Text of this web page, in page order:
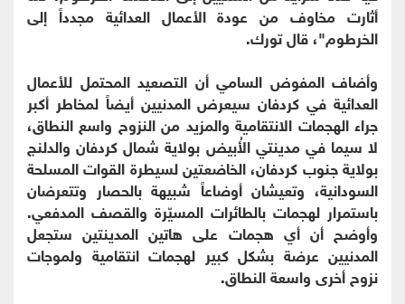
أثارت مخاوف من عودة الأعمال العدائية مجدداً إلى
الخرطوم"، قال تورك.
‏وأضاف المفوض السامي أن التصعيد المحتمل للأعمال
العدائية في كردفان سيعرض المدنيين أيضاً لمخاطر أكبر
جراء الهجمات الانتقامية والمزيد من النزوح واسع النطاق،
لا سيما في مدينتي الأُبيض بولاية شمال كردفان والدلنج
بولاية جنوب كردفان، الخاضعتين لسيطرة القوات المسلحة
السودانية، وتعيشان أوضاعاً شبيهة بالحصار وتتعرضان
باستمرار لهجمات بالطائرات المسيّرة والقصف المدفعي.
وأوضح أن أي هجمات على هاتين المدينتين ستجعل
المدنيين عرضة بشكل كبير لهجمات انتقامية ولموجات
نزوح أخرى واسعة النطاق.